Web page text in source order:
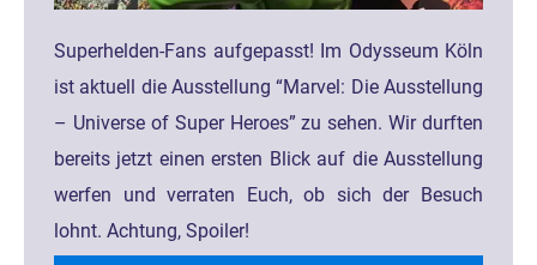
Superhelden-Fans aufgepasst! Im Odysseum Köln
ist aktuell die Ausstellung “Marvel: Die Ausstellung
– Universe of Super Heroes” zu sehen. Wir durften
bereits jetzt einen ersten Blick auf die Ausstellung
werfen und verraten Euch, ob sich der Besuch
lohnt. Achtung, Spoiler!